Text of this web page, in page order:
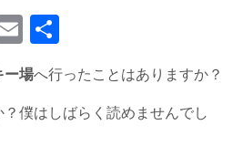
E
m
ail
ー場へ行ったことはありますか？
僕はしばらく読めませんでし